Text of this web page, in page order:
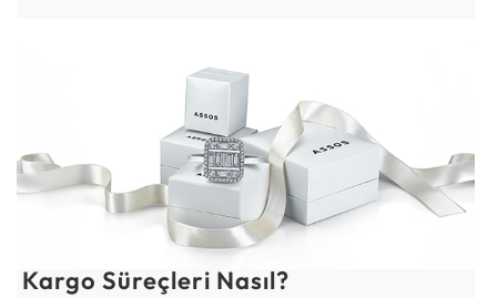
Kargo Süreçleri Nasıl?